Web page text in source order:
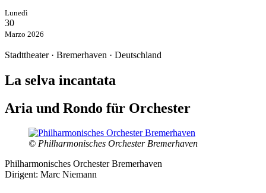
Lunedì
30
Marzo 2026
Stadttheater · Bremerhaven · Deutschland
La selva incantata
Aria und Rondo für Orchester
© Philharmonisches Orchester Bremerhaven
Philharmonisches Orchester Bremerhaven
Dirigent: Marc Niemann